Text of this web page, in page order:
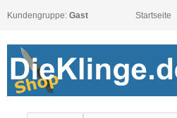
Kundengruppe: Gast Startseite